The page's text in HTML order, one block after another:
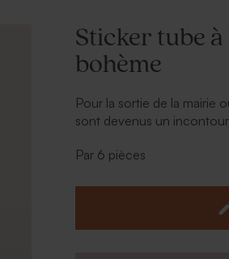
Sticker tube
bohème
Pour la sortie de la mairie
sont devenus un
sticker tube à bulles
Le produit est
Par 6 pièces